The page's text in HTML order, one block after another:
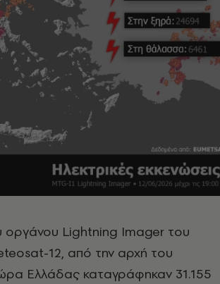
οργάνου Lightning Imager του
12, από την αρχή του
Ελλάδας καταγράφηκαν 31.155